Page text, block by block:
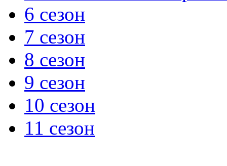
6 сезон
7 сезон
8 сезон
9 сезон
10 сезон
11 сезон